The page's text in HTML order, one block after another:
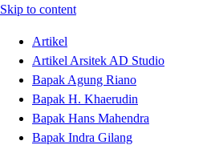
Skip to content
Artikel
Artikel Arsitek AD Studio
Bapak Agung Riano
Bapak H. Khaerudin
Bapak Hans Mahendra
Bapak Indra Gilang